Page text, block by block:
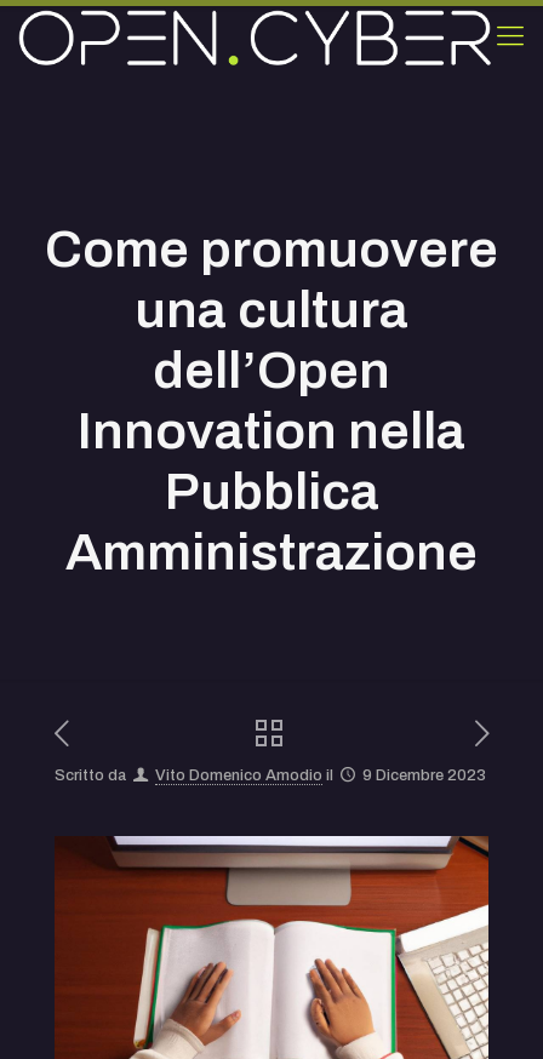
Come promuovere
una cultura
dell’Open
Innovation nella
Pubblica
Amministrazione
Scritto da Vito Domenico Amodio il 9 Dicembre 2023